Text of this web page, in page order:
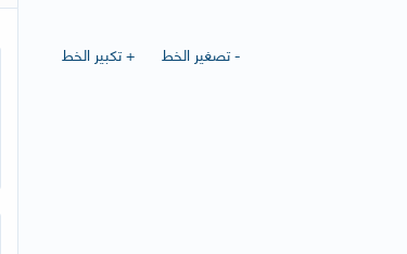
+ تكبير الخط
- تصغير الخط